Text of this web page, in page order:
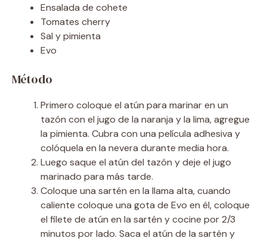
Ensalada de cohete
Tomates cherry
Sal y pimienta
Evo
Método
Primero coloque el atún para marinar en un
tazón con el jugo de la naranja y la lima, agregue
la pimienta. Cubra con una película adhesiva y
colóquela en la nevera durante media hora.
Luego saque el atún del tazón y deje el jugo
marinado para más tarde.
Coloque una sartén en la llama alta, cuando
caliente coloque una gota de Evo en él, coloque
el filete de atún en la sartén y cocine por 2/3
minutos por lado. Saca el atún de la sartén y